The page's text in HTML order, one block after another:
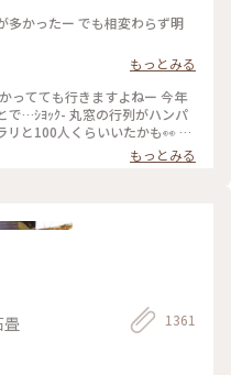
多かったー でも相変わらず明
もっとみる
で…ｼﾖｯｸ- 丸窓の行列がハンパ
と100人くらいいたかも👀 装
たのでそりゃー撮りたくなりま
撮りづらいほどの人混み 急な方
間を狙うのがいいのかもです
もっとみる
1361